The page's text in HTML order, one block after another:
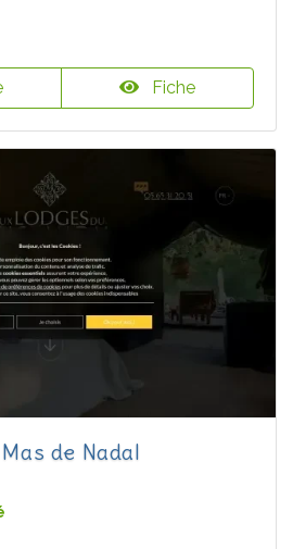
Fiche
de Nadal